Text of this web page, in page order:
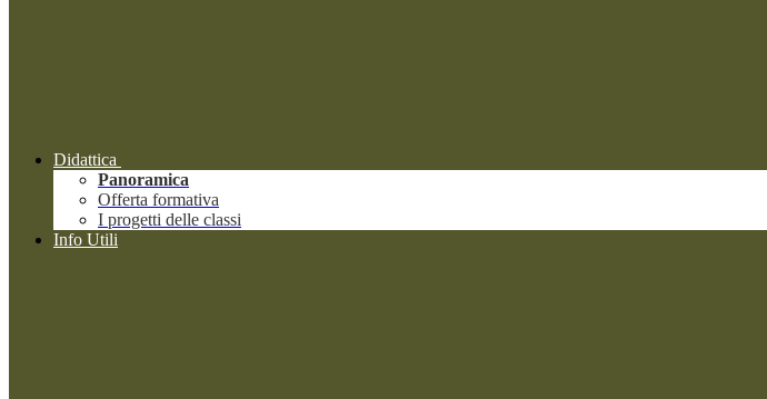
Didattica
Panoramica
Offerta formativa
I progetti delle classi
Info Utili